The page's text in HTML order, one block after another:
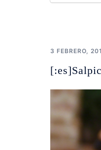
3 FEBRERO,